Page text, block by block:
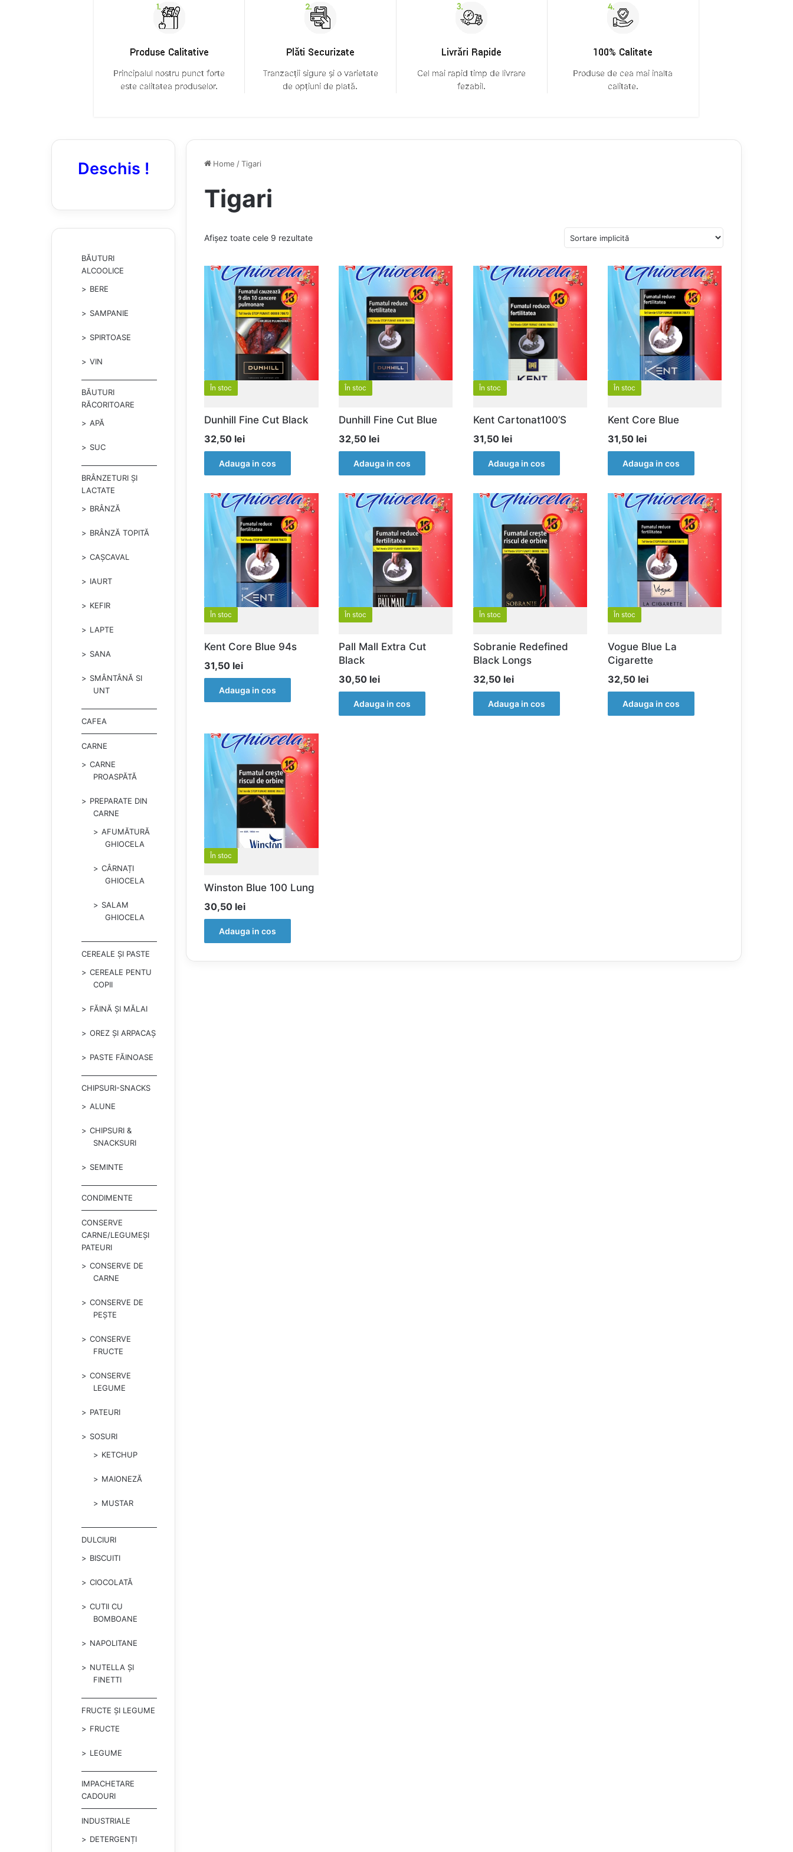
Home /Tigari
Tigari
Afișez toate cele 9 rezultate
În stoc
Dunhill Fine Cut Black
32,50 lei
Adauga in cos
În stoc
Dunhill Fine Cut Blue
32,50 lei
Adauga in cos
În stoc
Kent Cartonat100’S
31,50 lei
Adauga in cos
În stoc
Kent Core Blue
31,50 lei
Adauga in cos
În stoc
Kent Core Blue 94s
31,50 lei
Adauga in cos
În stoc
Pall Mall Extra Cut
Black
30,50 lei
Adauga in cos
În stoc
Sobranie Redefined
Black Longs
32,50 lei
Adauga in cos
În stoc
Vogue Blue La
Cigarette
32,50 lei
Adauga in cos
În stoc
Winston Blue 100 Lung
30,50 lei
Adauga in cos
Deschis !
BĂUTURI
ALCOOLICE
BERE
SAMPANIE
SPIRTOASE
VIN
BĂUTURI
RĂCORITOARE
APĂ
SUC
BRÂNZETURI ȘI
LACTATE
BRÂNZĂ
BRÂNZĂ TOPITĂ
CAȘCAVAL
IAURT
KEFIR
LAPTE
SANA
SMÂNTÂNĂ SI
UNT
CAFEA
CARNE
CARNE
PROASPĂTĂ
PREPARATE DIN
CARNE
AFUMĂTURĂ
GHIOCELA
CÂRNAȚI
GHIOCELA
SALAM
GHIOCELA
CEREALE ȘI PASTE
CEREALE PENTU
COPII
FĂINĂ ȘI MĂLAI
OREZ ȘI ARPACAȘ
PASTE FĂINOASE
CHIPSURI-SNACKS
ALUNE
CHIPSURI &
SNACKSURI
SEMINTE
CONDIMENTE
CONSERVE
CARNE/LEGUMEȘI
PATEURI
CONSERVE DE
CARNE
CONSERVE DE
PEȘTE
CONSERVE
FRUCTE
CONSERVE
LEGUME
PATEURI
SOSURI
KETCHUP
MAIONEZĂ
MUSTAR
DULCIURI
BISCUITI
CIOCOLATĂ
CUTII CU
BOMBOANE
NAPOLITANE
NUTELLA ȘI
FINETTI
FRUCTE ȘI LEGUME
FRUCTE
LEGUME
IMPACHETARE
CADOURI
INDUSTRIALE
DETERGENȚI